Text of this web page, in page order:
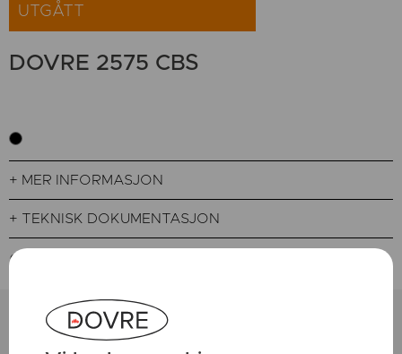
UTGÅTT
DOVRE 2575 CBS
+ MER INFORMASJON
+ TEKNISK DOKUMENTASJON
FINN DIN FORHANDLER